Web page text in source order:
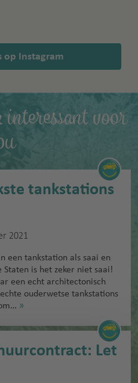
op Instagram
voor
tankstations
2021
een tankstation als saai en
Staten is het zeker niet saai!
een echt architectonisch
ouderwetse tankstations
»
Let